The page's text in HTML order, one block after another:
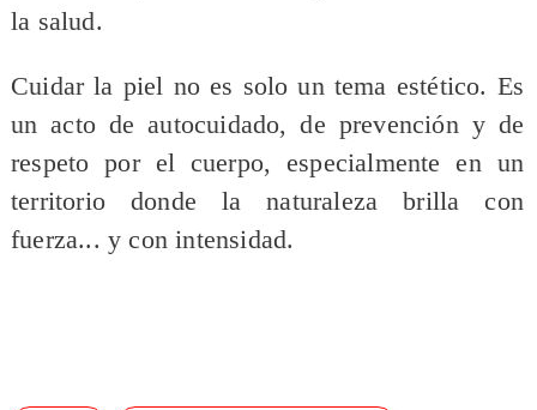
la salud.
Cuidar la piel no es solo un tema estético. Es
un acto de autocuidado, de prevención y de
respeto por el cuerpo, especialmente en un
territorio donde la naturaleza brilla con
fuerza... y con intensidad.